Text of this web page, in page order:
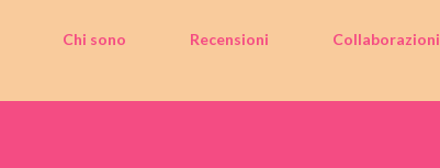
Chi sono Recensioni Collaborazioni